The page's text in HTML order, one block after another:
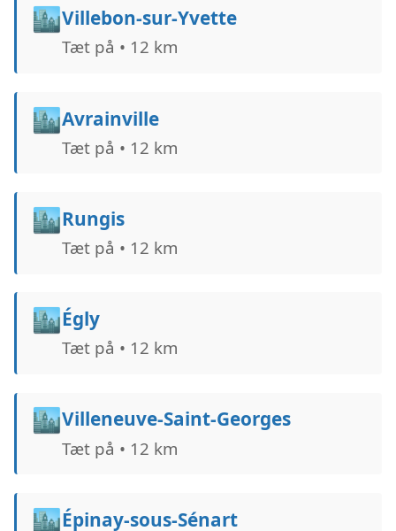
🏙️Villebon-sur-Yvette
Tæt på • 12 km
🏙️Avrainville
Tæt på • 12 km
🏙️Rungis
Tæt på • 12 km
🏙️Égly
Tæt på • 12 km
🏙️Villeneuve-Saint-Georges
Tæt på • 12 km
🏙️Épinay-sous-Sénart